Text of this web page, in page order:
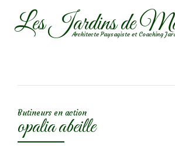
AllerLes Jardins de
Architecte Paysagiste et Coaching
Butineurs en action
opalia abeille